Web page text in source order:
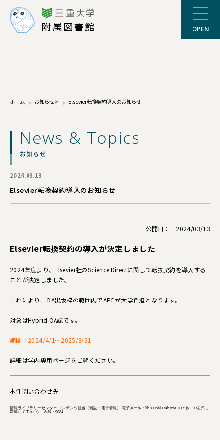
附属図書館 OPEN
ホーム お知らせ > Elsevier転換契約導入のお知らせ
News & Topics
お知らせ
2024.03.13
Elsevier転換契約導入のお知らせ
公開日： 2024/03/13
Elsevier転換契約の導入が決定しました
2024年度より、Elsevier社のScience Directに関して転換契約を導入する
ことが決定しました。
これにより、OA出版枠の範囲内でAPCが大学負担となります。
対象はHybrid OA誌です。
期間：2024/4/1～2025/3/31
詳細は学内専用ページをご覧ください。
本件問い合わせ先
情報ライブラリーセンター コンテンツ担当（雑誌・電子情報） 電子メール：lib-zasshi at ab.mie-u.ac.jp (atを@に
変換して下さい) 内線：9084